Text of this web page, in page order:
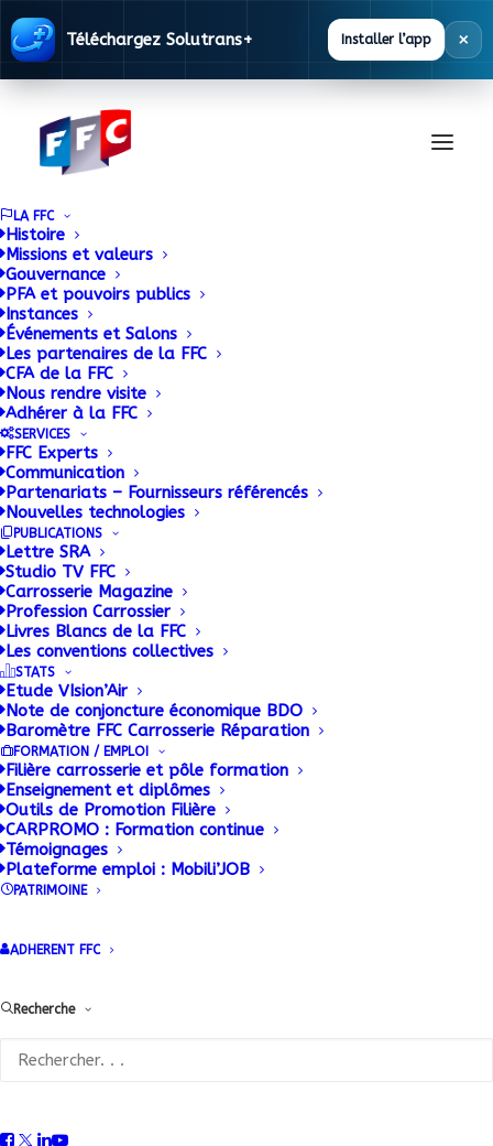
Téléchargez Solutrans+ Installer l’app ×
LA FFC
Histoire
Missions et valeurs
Gouvernance
PFA et pouvoirs publics
Instances
Événements et Salons
Les partenaires de la FFC
CFA de la FFC
Nous rendre visite
Adhérer à la FFC
SERVICES
FFC Experts
Communication
Partenariats – Fournisseurs référencés
Nouvelles technologies
PUBLICATIONS
Lettre SRA
Studio TV FFC
Carrosserie Magazine
Profession Carrossier
Livres Blancs de la FFC
Les conventions collectives
STATS
Etude VIsion’Air
Note de conjoncture économique BDO
Baromètre FFC Carrosserie Réparation
FORMATION / EMPLOI
Filière carrosserie et pôle formation
Enseignement et diplômes
Outils de Promotion Filière
CARPROMO : Formation continue
Témoignages
Plateforme emploi : Mobili’JOB
PATRIMOINE
ADHERENT FFC
Recherche
Constructeurs et
équipementiers
proposent la création
d’une plateforme
d’accès aux données
du véhicule pour les
tiers
1 DÉCEMBRE 2016 | BYADMIN
Les représentants des constructeurs et des
équipementiers européens, l’Acea et le Clepa, ont
annoncé hier qu’ils souhaitaient travailler à une
solution « alternative » à l’accès direct aux
données du véhicule par des acteurs tiers. Ils
proposent la création d’une plateforme externe
dédiée.
Avec l’émergence du véhicule connecté, l’accès aux
automobile y compris les assureurs, les financeurs,
qu’il soit sécurisé et sans risque de piratage pour
nationale.
fondamentalement disposés à partager avec des